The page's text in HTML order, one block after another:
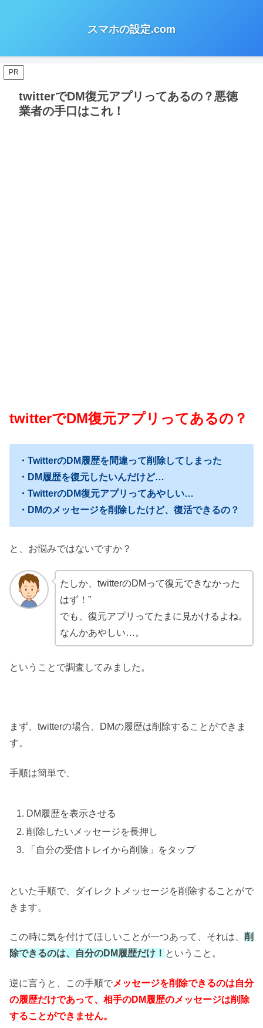
スマホの設定.com
PR
twitterでDM復元アプリってあるの？悪徳
業者の手口はこれ！
twitterでDM復元アプリってあるの？
・TwitterのDM履歴を間違って削除してしまった
・DM履歴を復元したいんだけど…
・TwitterのDM復元アプリってあやしい…
・DMのメッセージを削除したけど、復活できるの？
と、お悩みではないですか？
たしか、twitterのDMって復元できなかった
はず！”
でも、復元アプリってたまに見かけるよね。
なんかあやしい…。
ということで調査してみました。
まず、twitterの場合、DMの履歴は削除することができま
す。
手順は簡単で、
DM履歴を表示させる
削除したいメッセージを長押し
「自分の受信トレイから削除」をタップ
といた手順で、ダイレクトメッセージを削除することがで
きます。
この時に気を付けてほしいことが一つあって、それは、 削
除できるのは、自分のDM履歴だけ！ ということ。
逆に言うと、この手順でメッセージを削除できるのは自分
の履歴だけであって、相手のDM履歴のメッセージは削除
することができません。